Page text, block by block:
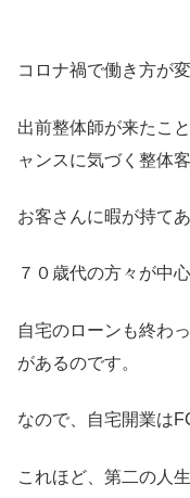
コロナ禍で働き方が
出前整体師が来たこ
ャンスに気づく整体
お客さんに暇が持て
７０歳代の方々が中
自宅のローンも終わ
があるのです。
なので、自宅開業は
これほど、第二の人